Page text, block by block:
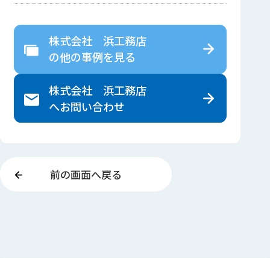
株式会社 浜工務店
の他の事例を見る
株式会社 浜工務店
へお問い合わせ
前の画面へ戻る